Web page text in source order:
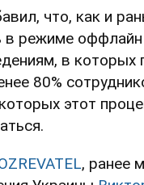
что, как и
в режиме
в которых
80%
этот
, ранее